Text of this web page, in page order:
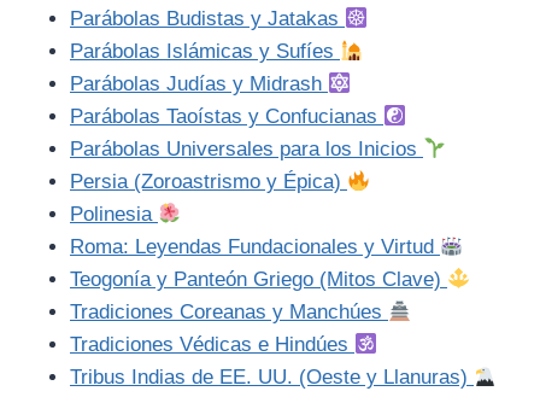
Parábolas Budistas y Jatakas
Parábolas Islámicas y Sufíes
Parábolas Judías y Midrash
Parábolas Taoístas y Confucianas
Parábolas Universales para los Inicios
Persia (Zoroastrismo y Épica)
Polinesia
Roma: Leyendas Fundacionales y Virtud
Teogonía y Panteón Griego (Mitos Clave)
Tradiciones Coreanas y Manchúes
Tradiciones Védicas e Hindúes
Tribus Indias de EE. UU. (Oeste y Llanuras)